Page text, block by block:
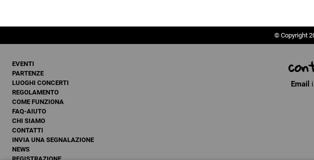
© Copyright
EVENTI
PARTENZE
LUOGHI CONCERTI
REGOLAMENTO
COME FUNZIONA
FAQ-AIUTO
CHI SIAMO
CONTATTI
INVIA UNA SEGNALAZIONE
NEWS
Email